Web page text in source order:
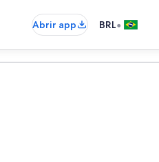
Abrir app BRL•